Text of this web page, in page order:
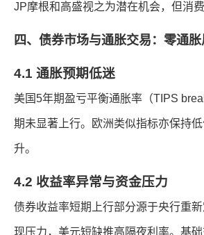
JP摩根和高盛视之为潜在机会，但消
四、债券市场与通胀交易：零通
4.1 通胀预期低迷
美国5年期盈亏平衡通胀率（TIPS
期未显著上行。欧洲类似指标亦保持
升。
4.2 收益率异常与资金压力
债券收益率短期上行部分源于央行重
现压力，美元短缺推高隔夜利率。基